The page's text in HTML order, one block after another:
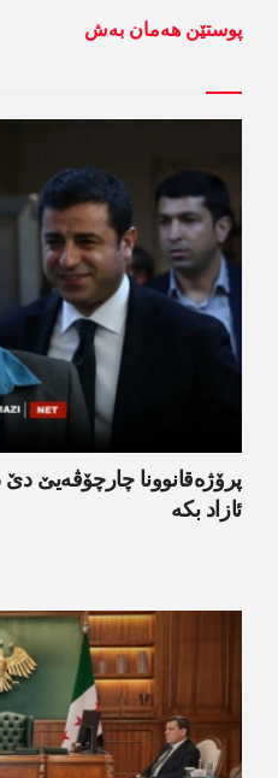
پوستێن ھەمان بەش
پرۆژەقانوونا چارچۆڤەیێ
ئازاد بکە